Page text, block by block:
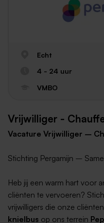
Echt
4 - 24 uur
VMBO
Vrijwilliger -
Vacature Vrijwilliger –
Stichting Pergamijn –
Heb jij een warm hart voor
cliënten te vervoeren?
vrijwilligers die onze
knielbus op ons terrein